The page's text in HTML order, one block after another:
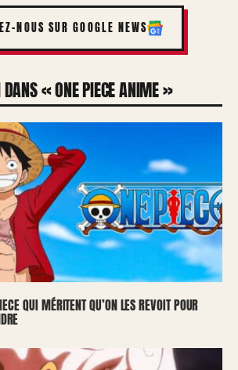
NOUS SUR GOOGLE NEWS
DANS « ONE PIECE ANIME »
QUI MÉRITENT QU’ON LES REVOIT POUR